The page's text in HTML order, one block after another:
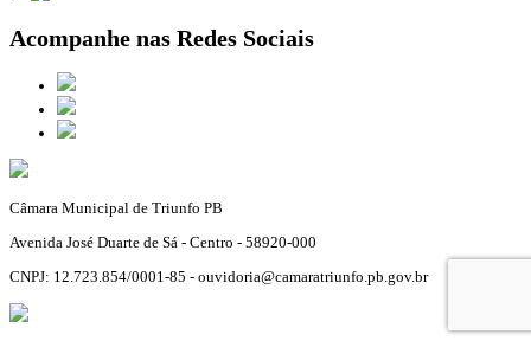
Acompanhe nas Redes Sociais
Câmara Municipal de Triunfo PB
Avenida José Duarte de Sá - Centro - 58920-000
CNPJ: 12.723.854/0001-85 - ouvidoria@camaratriunfo.pb.gov.br